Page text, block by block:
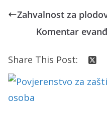
Zahvalnost za
Komentar
Share This Post: